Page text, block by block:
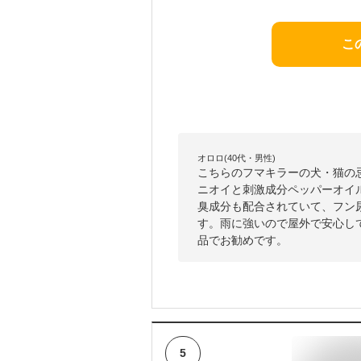
こ
オロロ(40代・男性)
こちらのフマキラーの犬・猫
ニオイと刺激成分ペッパーオ
臭成分も配合されていて、フ
す。雨に強いので屋外で安心
品でお勧めです。
5